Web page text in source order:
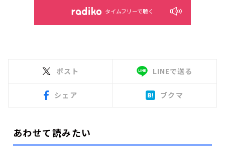
タイムフリーで聴く
ポスト LINEで送る
シェア ブクマ
あわせて読みたい